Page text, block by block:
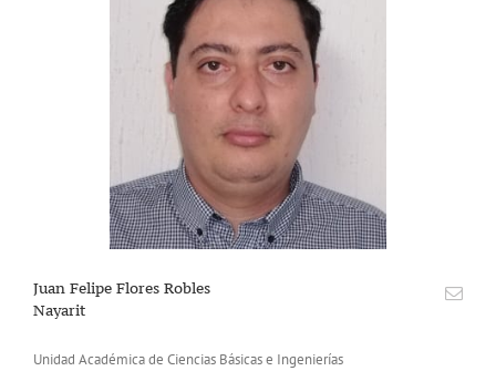
Juan Felipe Flores Robles
Nayarit
Unidad Académica de Ciencias Básicas e Ingenierías